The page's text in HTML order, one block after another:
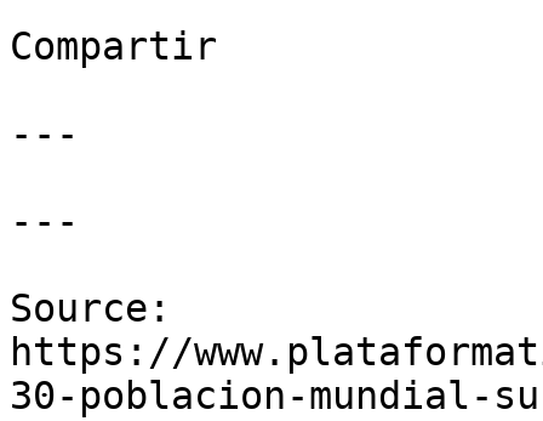
Compartir
---
---
Source:
https://
30-poblacion-mundial-